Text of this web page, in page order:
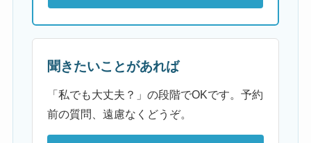
聞きたいことがあれば
「私でも大丈夫？」の段階でOKです。予約
前の質問、遠慮なくどうぞ。